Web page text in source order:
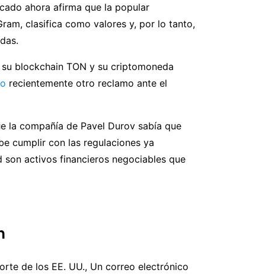
ahora afirma que la popular
clasifica como valores y, por lo tanto,
blockchain TON y su criptomoneda
recientemente otro reclamo ante el
la compañía de Pavel Durov sabía que
cumplir con las regulaciones ya
activos financieros negociables que
de los EE. UU., Un correo electrónico